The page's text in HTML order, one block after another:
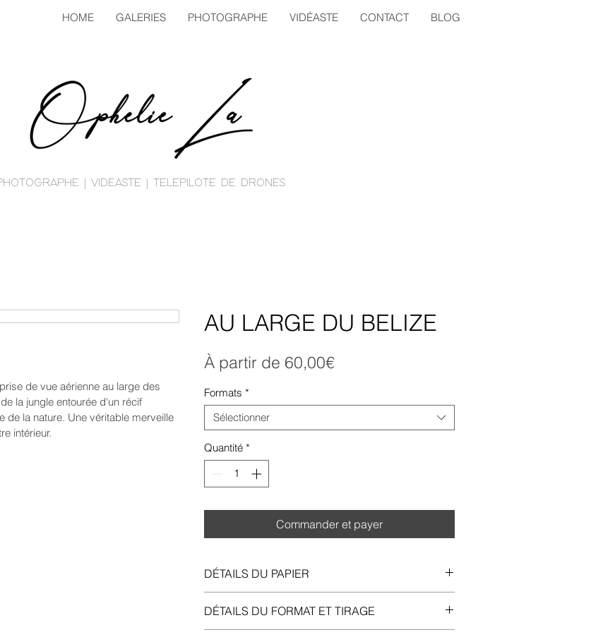
HOME GALERIES PHOTOGRAPHE VIDÉASTE CONTACT BLOG
| VIDEASTE | TELEPILOTE DE DRONES
de vue aérienne au large des
la jungle entourée d'un récif
de la nature. Une véritable merveille
intérieur.
AU LARGE DU BELIZE
À partir de 60,00€Prix
Formats *
Sélectionner
Quantité *
Commander et payer
DÉTAILS DU PAPIER
Hahnemühle Photo Rag® 308g/㎡ avec une
DÉTAILS DU FORMAT ET TIRAGE